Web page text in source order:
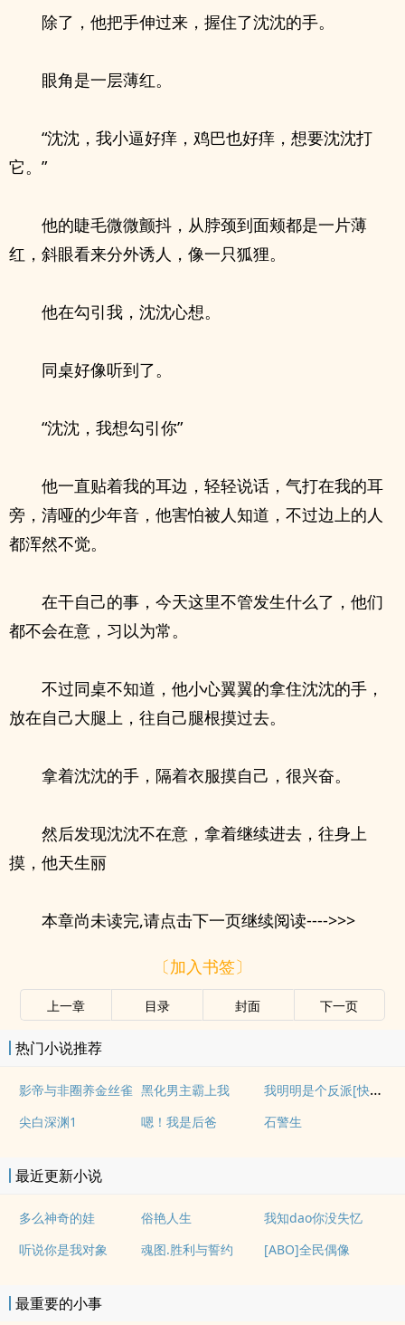
除了，他把手伸过来，握住了沈沈的手。
眼角是一层薄红。
“沈沈，我小逼好痒，鸡巴也好痒，想要沈沈打
它。”
他的睫毛微微颤抖，从脖颈到面颊都是一片薄
红，斜眼看来分外诱人，像一只狐狸。
他在勾引我，沈沈心想。
同桌好像听到了。
“沈沈，我想勾引你”
他一直贴着我的耳边，轻轻说话，气打在我的耳
旁，清哑的少年音，他害怕被人知道，不过边上的人
都浑然不觉。
在干自己的事，今天这里不管发生什么了，他们
都不会在意，习以为常。
不过同桌不知道，他小心翼翼的拿住沈沈的手，
放在自己大腿上，往自己腿根摸过去。
拿着沈沈的手，隔着衣服摸自己，很兴奋。
然后发现沈沈不在意，拿着继续进去，往身上
摸，他天生丽
本章尚未读完,请点击下一页继续阅读---->>>
〔加入书签〕
上一章 目录 封面 下一页
热门小说推荐
影帝与非圈养金丝雀 黑化男主霸上我 我明明是个反派[快穿]
尖白深渊1 嗯！我是后爸 石警生
最近更新小说
多么神奇的娃 俗艳人生
我知dao你没失忆
听说你是我对象
魂图.胜利与誓约 [ABO]全民偶像
最重要的小事